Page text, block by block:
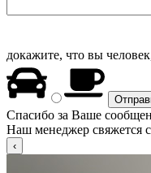
докажите, что вы
Спасибо за Ваше
Наш менеджер свяжется